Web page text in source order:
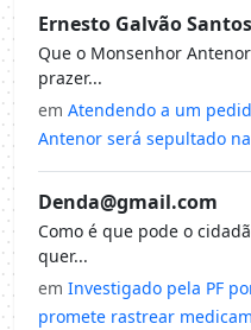
Ernesto Galvão Santos
Que o Monsenhor
prazer...
em Atendendo a um
Antenor será sepultado na
Denda@gmail.com
Como é que pode o
quer...
em Investigado pela PF
promete rastrear